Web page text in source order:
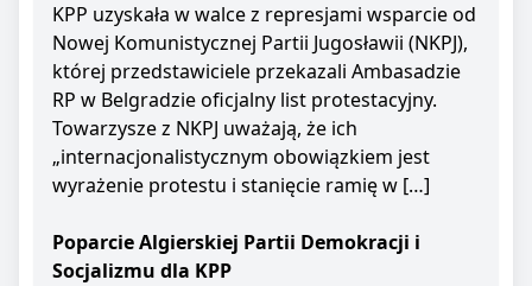
KPP uzyskała w walce z represjami wsparcie od
Nowej Komunistycznej Partii Jugosławii (NKPJ),
której przedstawiciele przekazali Ambasadzie
RP w Belgradzie oficjalny list protestacyjny.
Towarzysze z NKPJ uważają, że ich
„internacjonalistycznym obowiązkiem jest
wyrażenie protestu i stanięcie ramię w […]
Poparcie Algierskiej Partii Demokracji i
Socjalizmu dla KPP